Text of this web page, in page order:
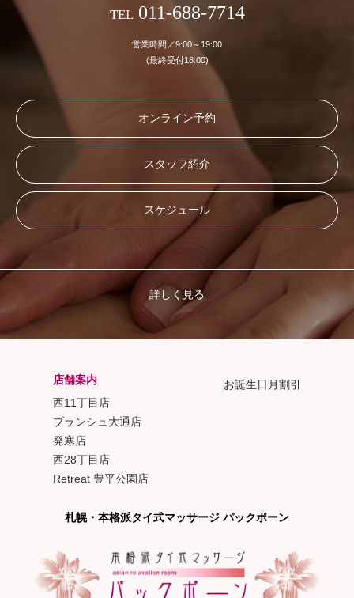
TEL011-688-7714
営業時間／9:00～19:00
(最終受付18:00)
オンライン予約
スタッフ紹介
スケジュール
詳しく見る
店舗案内
西11丁目店
ブランシュ大通店
発寒店
西28丁目店
Retreat 豊平公園店
お誕生日月割引
札幌・本格派タイ式マッサージ パックポーン